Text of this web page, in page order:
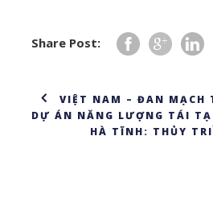
Share Post:
VIỆT NAM – ĐAN MẠCH
DỰ ÁN NĂNG LƯỢNG TÁI
HÀ TĨNH: THỦY